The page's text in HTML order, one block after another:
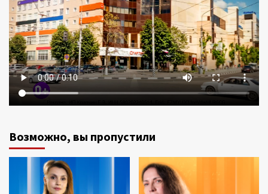
Возможно, вы пропустили